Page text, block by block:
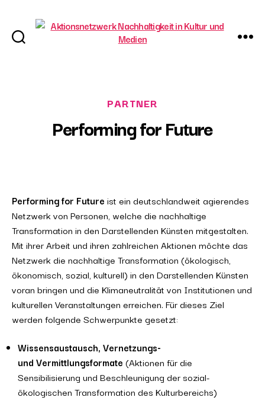
Kultur
Medien
Performing for Future
Performing for Future ist ein deutschlandweit agierendes
Netzwerk von Personen, welche die nachhaltige
Transformation in den Darstellenden Künsten mitgestalten.
Mit ihrer Arbeit und ihren zahlreichen Aktionen möchte das
Netzwerk die nachhaltige Transformation (ökologisch,
ökonomisch, sozial, kulturell) in den Darstellenden Künsten
voran bringen und die Klimaneutralität von Institutionen und
kulturellen Veranstaltungen erreichen. Für dieses Ziel
werden folgende Schwerpunkte gesetzt:
Wissensaustausch, Vernetzungs-
und Vermittlungsformate (Aktionen für die
Sensibilisierung und Beschleunigung der sozial-
ökologischen Transformation des Kulturbereichs)